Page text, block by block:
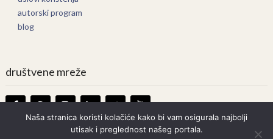
autorski program
blog
društvene mreže
Naša stranica koristi kolačiće kako bi vam osigurala najbolji
utisak i preglednost našeg portala.